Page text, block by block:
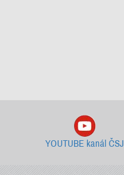
YOUTUBE kanál ČSJ